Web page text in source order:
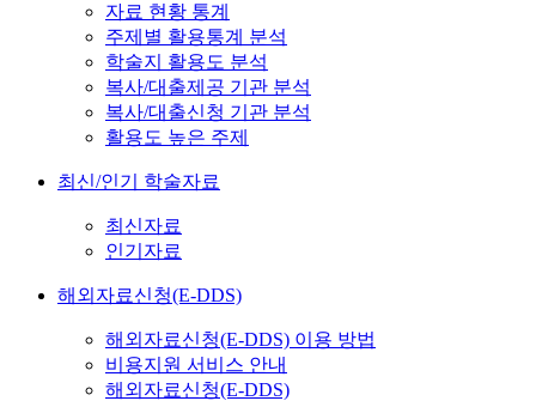
자료 현황 통계
주제별 활용통계 분석
학술지 활용도 분석
복사/대출제공 기관 분석
복사/대출신청 기관 분석
활용도 높은 주제
최신/인기 학술자료
최신자료
인기자료
해외자료신청(E-DDS)
해외자료신청(E-DDS) 이용 방법
비용지원 서비스 안내
해외자료신청(E-DDS)